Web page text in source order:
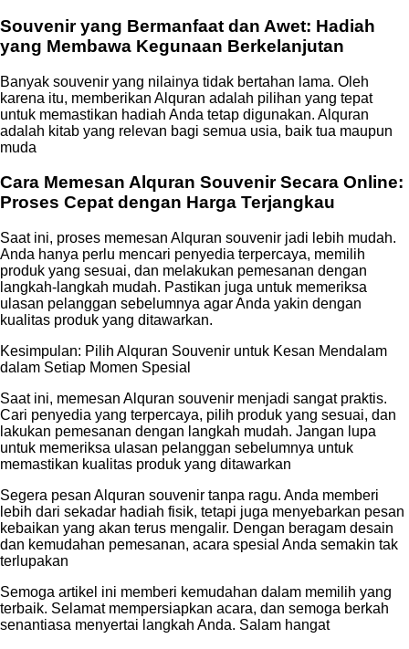
Souvenir yang Bermanfaat dan Awet: Hadiah
yang Membawa Kegunaan Berkelanjutan
Banyak souvenir yang nilainya tidak bertahan lama. Oleh
karena itu, memberikan Alquran adalah pilihan yang tepat
untuk memastikan hadiah Anda tetap digunakan. Alquran
adalah kitab yang relevan bagi semua usia, baik tua maupun
muda
Cara Memesan Alquran Souvenir Secara Online:
Proses Cepat dengan Harga Terjangkau
Saat ini, proses memesan Alquran souvenir jadi lebih mudah.
Anda hanya perlu mencari penyedia terpercaya, memilih
produk yang sesuai, dan melakukan pemesanan dengan
langkah-langkah mudah. Pastikan juga untuk memeriksa
ulasan pelanggan sebelumnya agar Anda yakin dengan
kualitas produk yang ditawarkan.
Kesimpulan: Pilih Alquran Souvenir untuk Kesan Mendalam
dalam Setiap Momen Spesial
Saat ini, memesan Alquran souvenir menjadi sangat praktis.
Cari penyedia yang terpercaya, pilih produk yang sesuai, dan
lakukan pemesanan dengan langkah mudah. Jangan lupa
untuk memeriksa ulasan pelanggan sebelumnya untuk
memastikan kualitas produk yang ditawarkan
Segera pesan Alquran souvenir tanpa ragu. Anda memberi
lebih dari sekadar hadiah fisik, tetapi juga menyebarkan pesan
kebaikan yang akan terus mengalir. Dengan beragam desain
dan kemudahan pemesanan, acara spesial Anda semakin tak
terlupakan
Semoga artikel ini memberi kemudahan dalam memilih yang
terbaik. Selamat mempersiapkan acara, dan semoga berkah
senantiasa menyertai langkah Anda. Salam hangat